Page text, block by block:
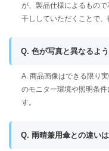
が、製品仕様によるもの
干ししていただくことで、
Q. 色が写真と異なるよう
A. 商品画像はできる限り
のモニター環境や照明条
す。
Q. 雨晴兼用傘との違い